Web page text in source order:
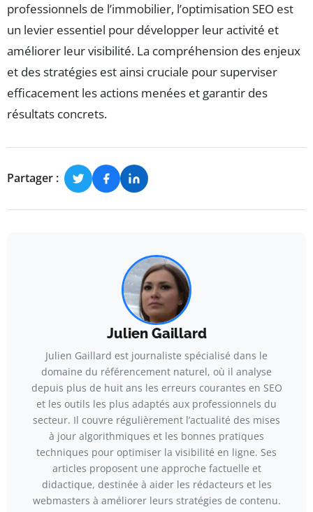
professionnels de l’immobilier, l’optimisation SEO est
un levier essentiel pour développer leur activité et
améliorer leur visibilité. La compréhension des enjeux
et des stratégies est ainsi cruciale pour superviser
efficacement les actions menées et garantir des
résultats concrets.
Partager :
Julien Gaillard
Julien Gaillard est journaliste spécialisé dans le
domaine du référencement naturel, où il analyse
depuis plus de huit ans les erreurs courantes en SEO
et les outils les plus adaptés aux professionnels du
secteur. Il couvre régulièrement l’actualité des mises
à jour algorithmiques et les bonnes pratiques
techniques pour optimiser la visibilité en ligne. Ses
articles proposent une approche factuelle et
didactique, destinée à aider les rédacteurs et les
webmasters à améliorer leurs stratégies de contenu.